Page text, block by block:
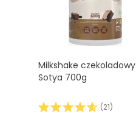
Milkshake czekoladowy
Sotya 700g
(21)